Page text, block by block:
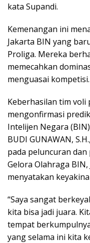
kata Supandi.
Kemenangan ini
Jakarta BIN yang
Proliga. Mereka
memecahkan
menguasai kompetisi.
Keberhasilan tim voli
mengonfirmasi
Intelijen Negara
BUDI GUNAWAN,
pada peluncuran
Gelora Olahraga
menyatakan
“Saya sangat
kita bisa jadi juara.
tempat
yang selama ini kita